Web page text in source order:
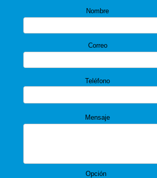
Nombre
Correo
Teléfono
Mensaje
Opción